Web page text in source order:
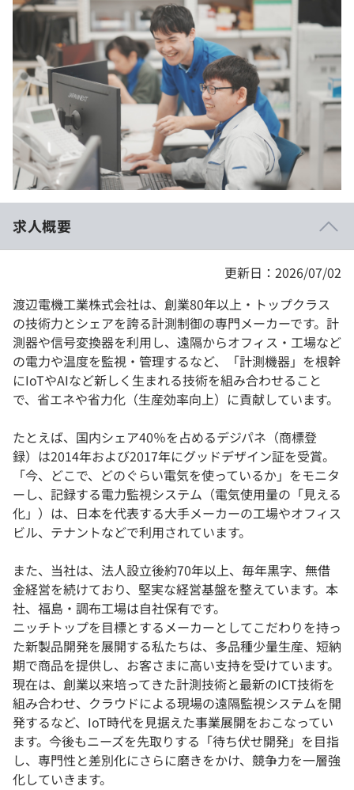
インタビュー
就活成功ガイド
リファレンス
プラン
個人向けプラン
法人向けプラン
学校向けプラン
契約内容・クーポン
再チャレンジ結果一覧
paiza times
求人概要
更新日：2026/07/02
渡辺電機工業株式会社は、創業80年以上・トップクラス
の技術力とシェアを誇る計測制御の専門メーカーです。計
測器や信号変換器を利用し、遠隔からオフィス・工場など
の電力や温度を監視・管理するなど、「計測機器」を根幹
にIoTやAIなど新しく生まれる技術を組み合わせること
で、省エネや省力化（生産効率向上）に貢献しています。
たとえば、国内シェア40％を占めるデジパネ（商標登
録）は2014年および2017年にグッドデザイン証を受賞。
「今、どこで、どのぐらい電気を使っているか」をモニタ
ーし、記録する電力監視システム（電気使用量の「見える
化」）は、日本を代表する大手メーカーの工場やオフィス
ビル、テナントなどで利用されています。
また、当社は、法人設立後約70年以上、毎年黒字、無借
金経営を続けており、堅実な経営基盤を整えています。本
社、福島・調布工場は自社保有です。
ニッチトップを目標とするメーカーとしてこだわりを持っ
た新製品開発を展開する私たちは、多品種少量生産、短納
期で商品を提供し、お客さまに高い支持を受けています。
現在は、創業以来培ってきた計測技術と最新のICT技術を
組み合わせ、クラウドによる現場の遠隔監視システムを開
発するなど、IoT時代を見据えた事業展開をおこなってい
ます。今後もニーズを先取りする「待ち伏せ開発」を目指
し、専門性と差別化にさらに磨きをかけ、競争力を一層強
化していきます。